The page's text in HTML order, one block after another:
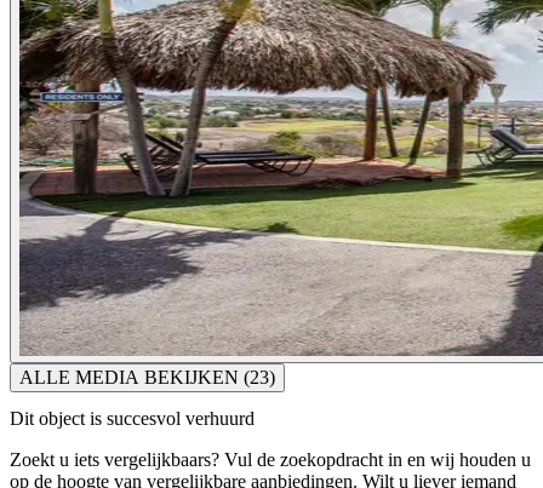
ALLE MEDIA BEKIJKEN (23)
Dit object is succesvol verhuurd
Zoekt u iets vergelijkbaars? Vul de zoekopdracht in en wij houden u
op de hoogte van vergelijkbare aanbiedingen. Wilt u liever iemand